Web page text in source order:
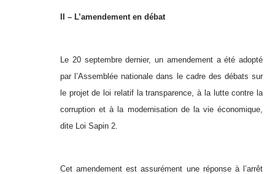
II – L’amendement en débat
Le 20 septembre dernier, un amendement a été adopté
par l’Assemblée nationale dans le cadre des débats sur
le projet de loi relatif la transparence, à la lutte contre la
corruption et à la modernisation de la vie économique,
dite Loi Sapin 2.
Cet amendement est assurément une réponse à l’arrêt